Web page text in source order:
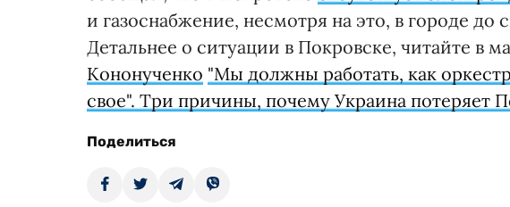
и газоснабжение, несмотря на это, в городе до
Детальнее о ситуации в Покровске, читайте в
Кононученко "Мы должны работать, как
свое". Три причины, почему Украина потеряет
Поделиться